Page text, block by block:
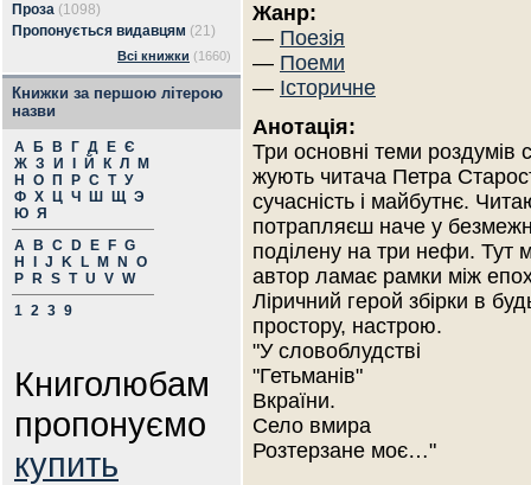
Проза (1098)
Пропонується видавцям (21)
Всі книжки (1660)
Книжки за першою літерою
назви
А Б В Г Д Е Є
Ж З И Й К Л
М
Н
О П Р С Т У
Ф Х Ц Ч Ш Щ Э
Ю Я
A
B C D E F G
H
J K L M N
O
P
R S T U V W
1 2 3 9
Книголюбам
пропонуємо
купить
Жанр:
— Поезія
— Поеми
— Історичне
Анотація:
Три основні теми роздумів
жують читача Петра
сучасність і майбутнє.
потрапляєш наче у
поділену на три нефи. Тут
автор ламає рамки між
Ліричний герой збірки в
простору, настрою.
"У словоблудстві
"Гетьманів"
Вкраїни.
Село вмира
Розтерзане моє…"